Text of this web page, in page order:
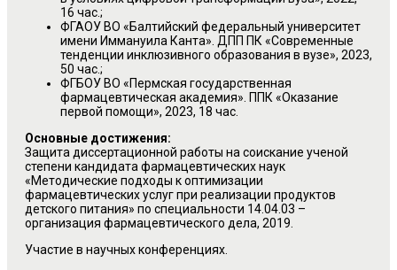
16 час.;
ФГАОУ ВО «Балтийский федеральный университет
имени Иммануила Канта». ДПП ПК «Современные
тенденции инклюзивного образования в вузе», 2023,
50 час.;
ФГБОУ ВО «Пермская государственная
фармацевтическая академия». ППК «Оказание
первой помощи», 2023, 18 час.
Основные достижения:
Защита диссертационной работы на соискание ученой
степени кандидата фармацевтических наук
«Методические подходы к оптимизации
фармацевтических услуг при реализации продуктов
детского питания» по специальности 14.04.03 –
организация фармацевтического дела, 2019.
Участие в научных конференциях.